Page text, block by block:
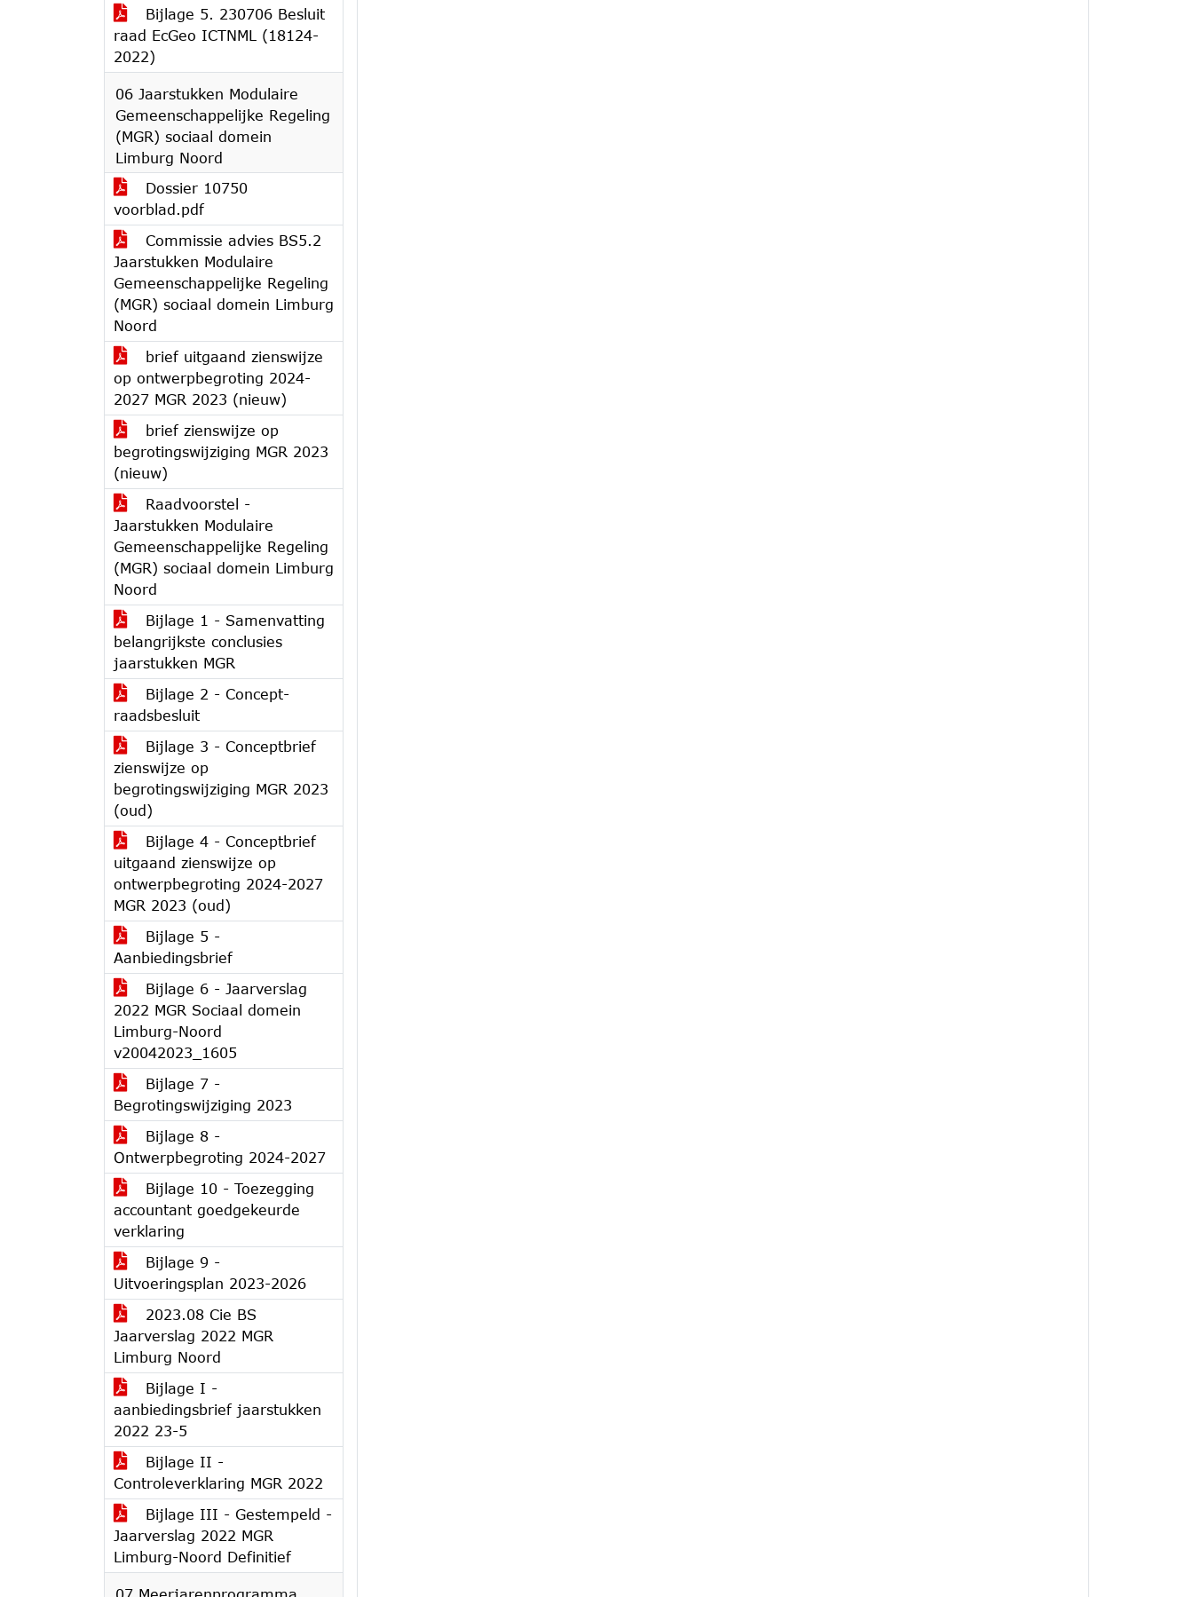
Bijlage 5. 230706 Besluit
raad EcGeo ICTNML (18124-
2022)
06 Jaarstukken Modulaire
Gemeenschappelijke Regeling
(MGR) sociaal domein
Limburg Noord
Dossier 10750
voorblad.pdf
Commissie advies BS5.2
Jaarstukken Modulaire
Gemeenschappelijke Regeling
(MGR) sociaal domein Limburg
Noord
brief uitgaand zienswijze
op ontwerpbegroting 2024-
2027 MGR 2023 (nieuw)
brief zienswijze op
begrotingswijziging MGR 2023
(nieuw)
Raadvoorstel -
Jaarstukken Modulaire
Gemeenschappelijke Regeling
(MGR) sociaal domein Limburg
Noord
Bijlage 1 - Samenvatting
belangrijkste conclusies
jaarstukken MGR
Bijlage 2 - Concept-
raadsbesluit
Bijlage 3 - Conceptbrief
zienswijze op
begrotingswijziging MGR 2023
(oud)
Bijlage 4 - Conceptbrief
uitgaand zienswijze op
ontwerpbegroting 2024-2027
MGR 2023 (oud)
Bijlage 5 -
Aanbiedingsbrief
Bijlage 6 - Jaarverslag
2022 MGR Sociaal domein
Limburg-Noord
v20042023_1605
Bijlage 7 -
Begrotingswijziging 2023
Bijlage 8 -
Ontwerpbegroting 2024-2027
Bijlage 10 - Toezegging
accountant goedgekeurde
verklaring
Bijlage 9 -
Uitvoeringsplan 2023-2026
2023.08 Cie BS
Jaarverslag 2022 MGR
Limburg Noord
Bijlage I -
aanbiedingsbrief jaarstukken
2022 23-5
Bijlage II -
Controleverklaring MGR 2022
Bijlage III - Gestempeld -
Jaarverslag 2022 MGR
Limburg-Noord Definitief